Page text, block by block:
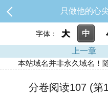
只做他的心
字体： 大 中
上一章
本站域名并非永久域名
分卷阅读107 (第